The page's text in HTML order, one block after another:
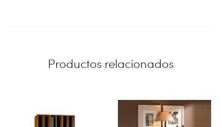
Productos relacionados